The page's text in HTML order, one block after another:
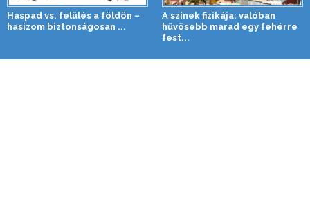
Haspad vs. felülés a földön –
hasizom biztonságosan ...
A színek fizikája: valóban
hűvösebb marad egy fehérre
fest...